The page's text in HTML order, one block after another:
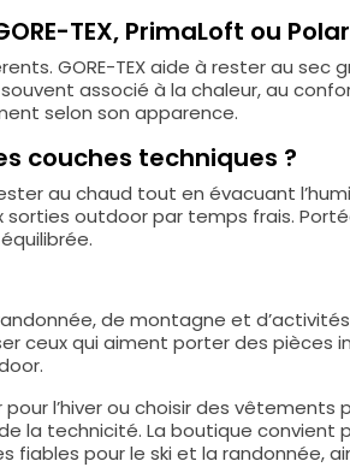
TEX, PrimaLoft ou
GORE-TEX aide à rester au
associé à la chaleur, au
selon son apparence.
couches techniques ?
au chaud tout en évacuant
outdoor par temps frais.
de montagne et
ceux qui aiment porter des
l’hiver ou choisir des
la technicité. La boutique convient
fiables pour le ski et la randonnée,